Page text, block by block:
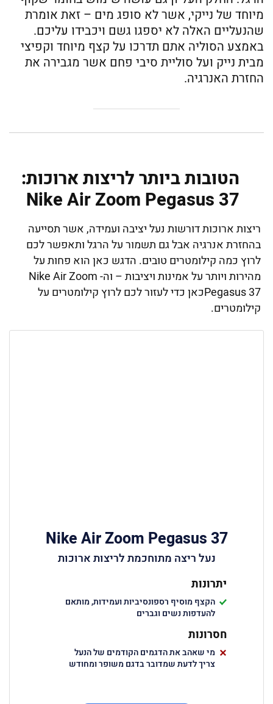
מיוחד של נייקי, אשר לא סופג מים – זאת אומרת
שהנעליים האלה לא יספגו גשם ויכבידו עליכם.
באמצע הסוליה אתם תדרכו על קצף מיוחד וקפיצי
מבית נייק ועל סוליית סיבי פחם אשר מגבירה את
החזרת האנרגיה.
הטובות ביותר לריצות ארוכות:
Nike Air Zoom Pegasus 37
ריצות ארוכות דורשות נעל יציבה ועמידה, אשר תסייעה
בהחזרת אנרגיה אבל גם תשמור על הרגל ותאפשר לכם
לרוץ כמה קילומטרים טובים. הדגש כאן הוא פחות על
מהירות ויותר על אמינות ויציבות – וה- Nike Air Zoom
Pegasus 37כאן כדי לעזור לכם לרוץ קילומטרים על
קילומטרים.
Nike Air Zoom Pegasus 37
נעל ריצה מתוחכמת לריצות ארוכות
יתרונות
הקצף מוסיף רספונסיביות ועמידות, מותאם
להעדפות נשים וגברים
חסרונות
מי שאהב את הדגמים הקודמים של הנעל
צריך לדעת שמדובר בדגם משופר ומחודש